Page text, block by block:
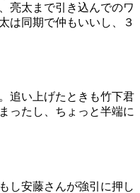
亮太まで引き込んでのワ
は同期で仲もいいし、３
追い上げたときも竹下君
ったし、ちょっと半端に
し安藤さんが強引に押し